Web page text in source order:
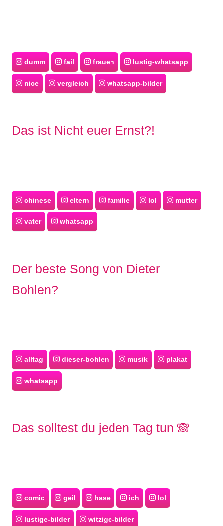
dumm fail frauen lustig-whatsapp
nice vergleich whatsapp-bilder
Das ist Nicht euer Ernst?!
chinese eltern familie lol mutter
vater whatsapp
Der beste Song von Dieter
Bohlen?
alltag dieser-bohlen musik plakat
whatsapp
Das solltest du jeden Tag tun 🙈
comic geil hase ich lol
lustige-bilder witzige-bilder